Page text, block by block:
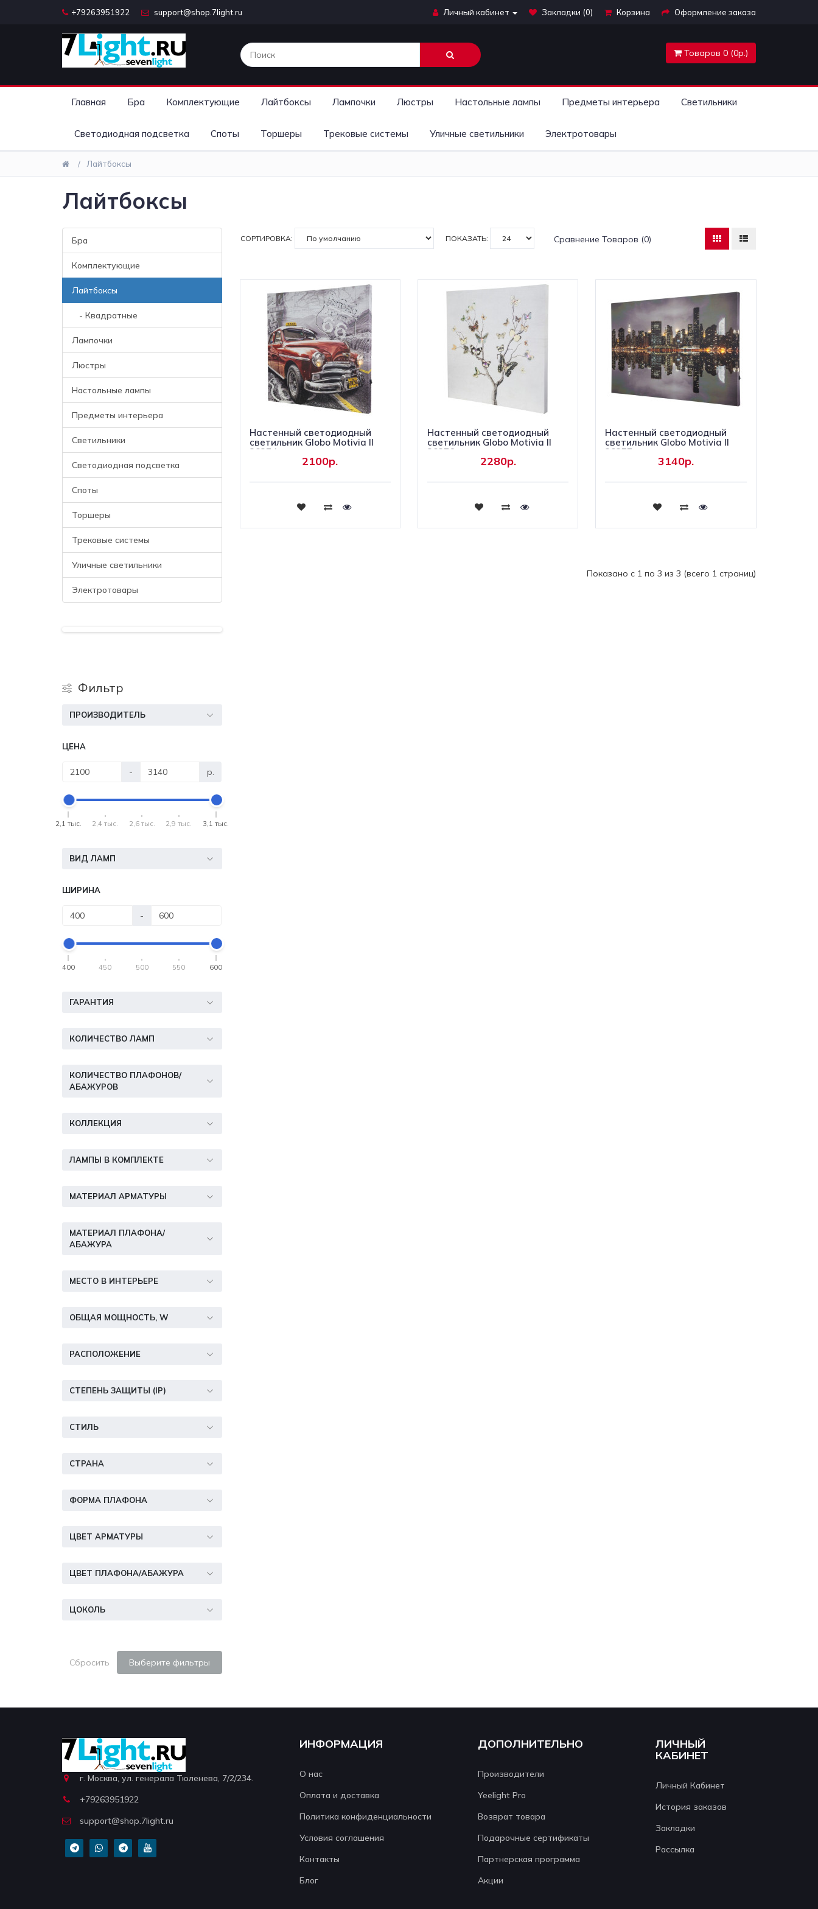
+79263951922 support@shop.7light.ru Личный кабинет Закладки (0) Корзина Оформление заказа
Товаров 0 (0р.)
Главная Бра Комплектующие Лайтбоксы Лампочки Люстры Настольные лампы Предметы интерьера Светильники
Светодиодная подсветка Споты Торшеры Трековые системы Уличные светильники Электротовары
Лайтбоксы
Лайтбоксы
Бра
Комплектующие
Лайтбоксы
- Квадратные
Лампочки
Люстры
Настольные лампы
Предметы интерьера
Светильники
Светодиодная подсветка
Споты
Торшеры
Трековые системы
Уличные светильники
Электротовары
Фильтр
ПРОИЗВОДИТЕЛЬ
ЦЕНА
- р.
2,1 тыс. 2,4 тыс. 2,6 тыс. 2,9 тыс. 3,1 тыс.
ВИД ЛАМП
ШИРИНА
-
400 450 500 550 600
ГАРАНТИЯ
КОЛИЧЕСТВО ЛАМП
КОЛИЧЕСТВО ПЛАФОНОВ/
АБАЖУРОВ
КОЛЛЕКЦИЯ
ЛАМПЫ В КОМПЛЕКТЕ
МАТЕРИАЛ АРМАТУРЫ
МАТЕРИАЛ ПЛАФОНА/
АБАЖУРА
МЕСТО В ИНТЕРЬЕРЕ
ОБЩАЯ МОЩНОСТЬ, W
РАСПОЛОЖЕНИЕ
СТЕПЕНЬ ЗАЩИТЫ (IP)
СТИЛЬ
СТРАНА
ФОРМА ПЛАФОНА
ЦВЕТ АРМАТУРЫ
ЦВЕТ ПЛАФОНА/АБАЖУРА
ЦОКОЛЬ
Сбросить Выберите фильтры
СОРТИРОВКА: ПОКАЗАТЬ: Сравнение Товаров (0)
Настенный светодиодный
светильник Globo Motivia II
28374
2100р.
Купить
Настенный светодиодный
светильник Globo Motivia II
28376
2280р.
Купить
Настенный светодиодный
светильник Globo Motivia II
28377
3140р.
Купить
Показано с 1 по 3 из 3 (всего 1 страниц)
г. Москва, ул. генерала Тюленева, 7/2/234.
+79263951922
support@shop.7light.ru
ИНФОРМАЦИЯ
О нас
Оплата и доставка
Политика конфиденциальности
Условия соглашения
Контакты
Блог
ДОПОЛНИТЕЛЬНО
Производители
Yeelight Pro
Возврат товара
Подарочные сертификаты
Партнерская программа
Акции
ЛИЧНЫЙ
КАБИНЕТ
Личный Кабинет
История заказов
Закладки
Рассылка